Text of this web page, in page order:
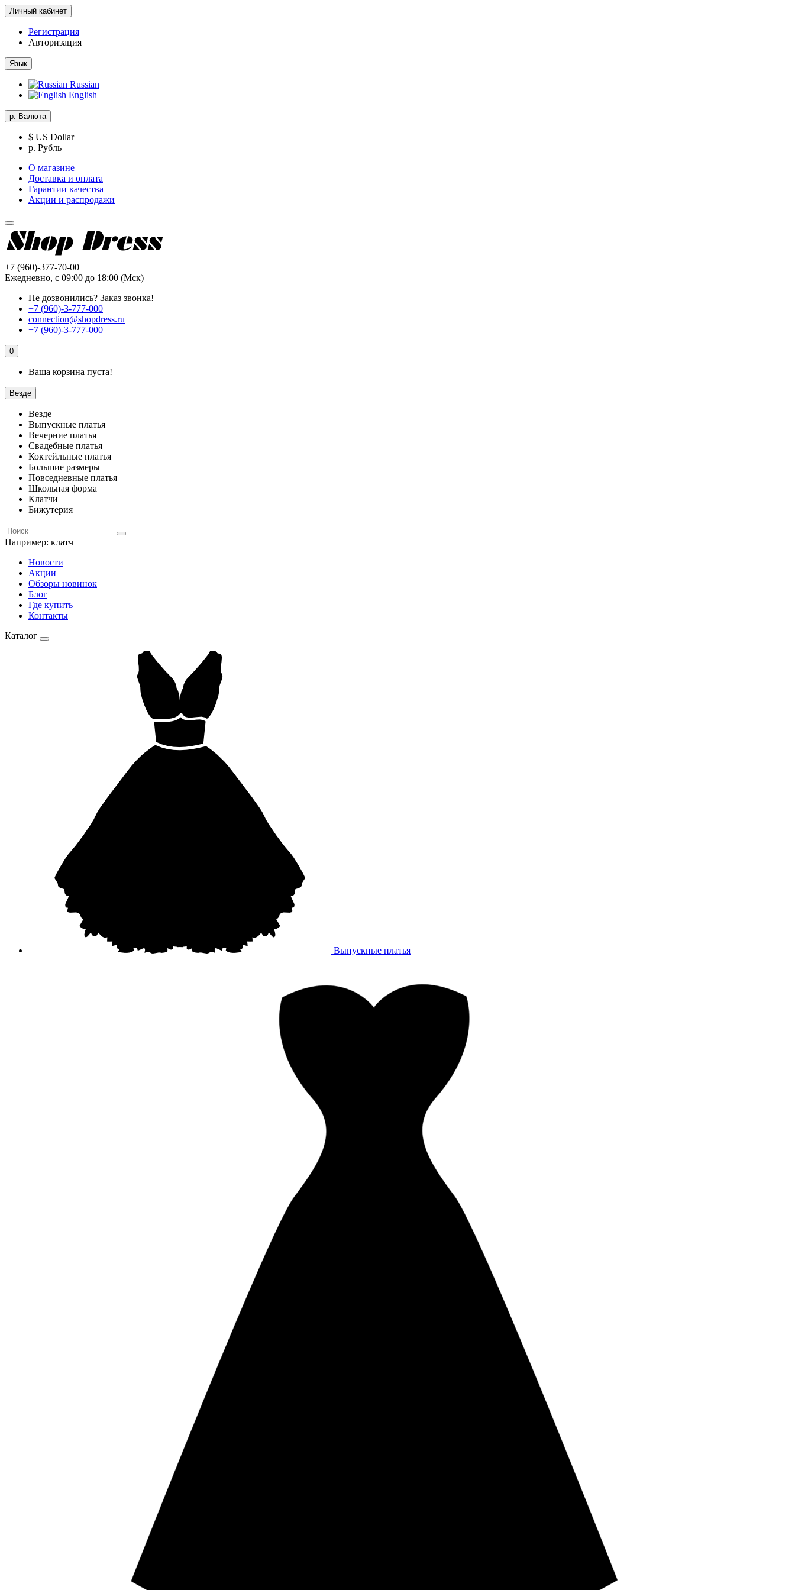
Личный кабинет
Регистрация
Авторизация
Язык
Russian
English
р. Валюта
$ US Dollar
р. Рубль
О магазине
Доставка и оплата
Гарантии качества
Акции и распродажи
+7 (960)-377-70-00
Ежедневно, с 09:00 до 18:00 (Мск)
Не дозвонились? Заказ звонка!
+7 (960)-3-777-000
connection@shopdress.ru
+7 (960)-3-777-000
0
Ваша корзина пуста!
Везде
Везде
Выпускные платья
Вечерние платья
Свадебные платья
Коктейльные платья
Большие размеры
Повседневные платья
Школьная форма
Клатчи
Бижутерия
Например: клатч
Новости
Акции
Обзоры новинок
Блог
Где купить
Контакты
Каталог
Выпускные платья